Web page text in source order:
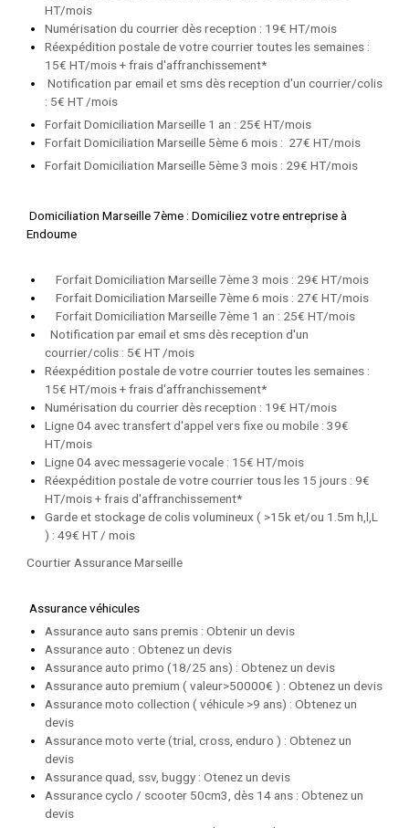
HT/mois
Numérisation du courrier dès reception : 19€ HT/mois
Réexpédition postale de votre courrier toutes les semaines :
15€ HT/mois + frais d'affranchissement*
Notification par email et sms dès reception d'un courrier/colis
: 5€ HT /mois
Forfait Domiciliation Marseille 1 an : 25€ HT/mois
Forfait Domiciliation Marseille 5ème 6 mois : 27€ HT/mois
Forfait Domiciliation Marseille 5ème 3 mois : 29€ HT/mois
Domiciliation Marseille 7ème : Domiciliez votre entreprise à
Endoume
Forfait Domiciliation Marseille 7ème 3 mois : 29€ HT/mois
Forfait Domiciliation Marseille 7ème 6 mois : 27€ HT/mois
Forfait Domiciliation Marseille 7ème 1 an : 25€ HT/mois
Notification par email et sms dès reception d'un
courrier/colis : 5€ HT /mois
Réexpédition postale de votre courrier toutes les semaines :
15€ HT/mois + frais d'affranchissement*
Numérisation du courrier dès reception : 19€ HT/mois
Ligne 04 avec transfert d'appel vers fixe ou mobile : 39€
HT/mois
Ligne 04 avec messagerie vocale : 15€ HT/mois
Réexpédition postale de votre courrier tous les 15 jours : 9€
HT/mois + frais d'affranchissement*
Garde et stockage de colis volumineux ( >15k et/ou 1.5m h,l,L
) : 49€ HT / mois
Courtier Assurance Marseille
Assurance véhicules
Assurance auto sans premis : Obtenir un devis
Assurance auto : Obtenez un devis
Assurance auto primo (18/25 ans) : Obtenez un devis
Assurance auto premium ( valeur>50000€ ) : Obtenez un devis
Assurance moto collection ( véhicule >9 ans) : Obtenez un
devis
Assurance moto verte (trial, cross, enduro ) : Obtenez un
devis
Assurance quad, ssv, buggy : Otenez un devis
Assurance cyclo / scooter 50cm3, dès 14 ans : Obtenez un
devis